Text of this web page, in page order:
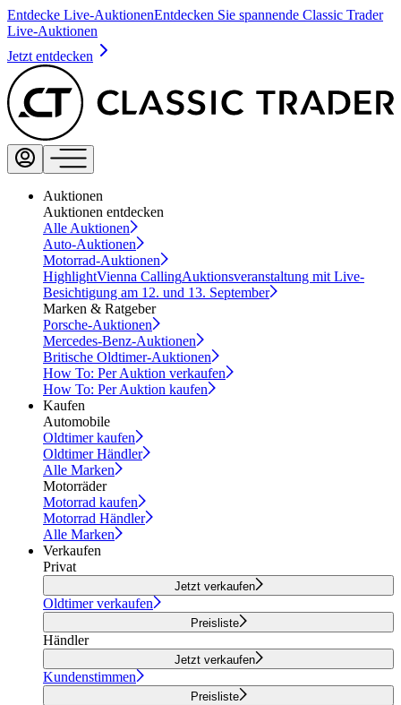
Entdecke Live-AuktionenEntdecken Sie spannende Classic Trader
Live-Auktionen
Jetzt entdecken
Auktionen
Auktionen entdecken
Alle Auktionen
Auto-Auktionen
Motorrad-Auktionen
HighlightVienna CallingAuktionsveranstaltung mit Live-
Besichtigung am 12. und 13. September
Marken & Ratgeber
Porsche-Auktionen
Mercedes-Benz-Auktionen
Britische Oldtimer-Auktionen
How To: Per Auktion verkaufen
How To: Per Auktion kaufen
Kaufen
Automobile
Oldtimer kaufen
Oldtimer Händler
Alle Marken
Motorräder
Motorrad kaufen
Motorrad Händler
Alle Marken
Verkaufen
Privat
Jetzt verkaufen
Oldtimer verkaufen
Preisliste
Händler
Jetzt verkaufen
Kundenstimmen
Preisliste